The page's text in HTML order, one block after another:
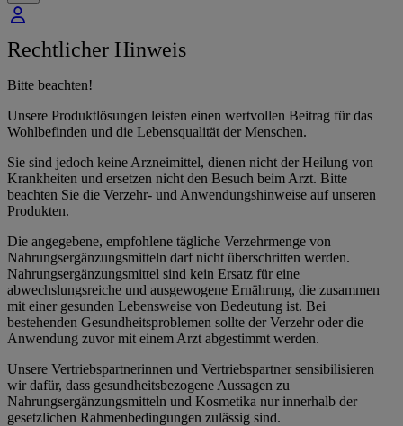
Rechtlicher Hinweis
Bitte beachten!
Unsere Produktlösungen leisten einen wertvollen Beitrag für das
Wohlbefinden und die Lebensqualität der Menschen.
Sie sind jedoch keine Arzneimittel, dienen nicht der Heilung von
Krankheiten und ersetzen nicht den Besuch beim Arzt. Bitte
beachten Sie die Verzehr- und Anwendungshinweise auf unseren
Produkten.
Die angegebene, empfohlene tägliche Verzehrmenge von
Nahrungsergänzungsmitteln darf nicht überschritten werden.
Nahrungsergänzungsmittel sind kein Ersatz für eine
abwechslungsreiche und ausgewogene Ernährung, die zusammen
mit einer gesunden Lebensweise von Bedeutung ist. Bei
bestehenden Gesundheitsproblemen sollte der Verzehr oder die
Anwendung zuvor mit einem Arzt abgestimmt werden.
Unsere Vertriebspartnerinnen und Vertriebspartner sensibilisieren
wir dafür, dass gesundheitsbezogene Aussagen zu
Nahrungsergänzungsmitteln und Kosmetika nur innerhalb der
gesetzlichen Rahmenbedingungen zulässig sind.